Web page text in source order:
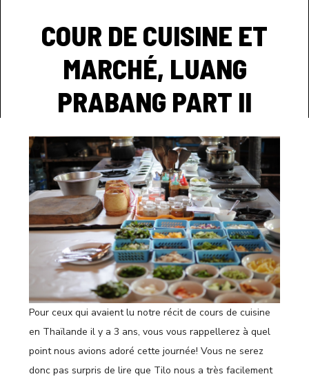
COUR DE CUISINE ET
MARCHÉ, LUANG
PRABANG PART II
Pour ceux qui avaient lu notre récit de cours de cuisine
en Thaïlande il y a 3 ans, vous vous rappellerez à quel
point nous avions adoré cette journée! Vous ne serez
donc pas surpris de lire que Tilo nous a très facilement